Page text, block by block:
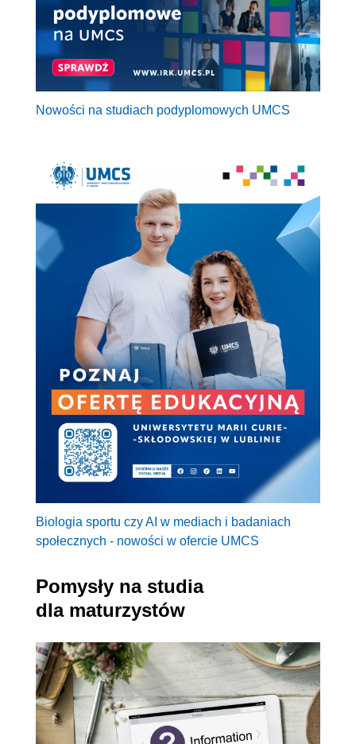
Nowości na studiach podyplomowych UMCS
Biologia sportu czy AI w mediach i badaniach
społecznych - nowości w ofercie UMCS
Pomysły na studia
dla maturzystów